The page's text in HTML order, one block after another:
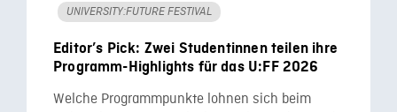
UNIVERSITY:FUTURE FESTIVAL
Editor’s Pick: Zwei Studentinnen teilen ihre
Programm-Highlights für das U:FF 2026
Welche Programmpunkte lohnen sich beim